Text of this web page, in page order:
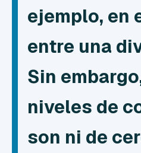
ejemplo, en
entre una
Sin
niveles de
son ni de